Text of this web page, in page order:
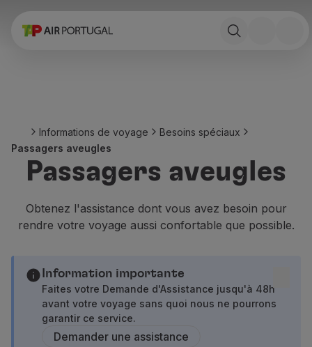
Réserver
Stopover
Informations de voyage
Bagage
Besoins spéciaux
Voyager avec des animaux
Bébés et enfants
À bord
Vols en Business
Vols en Economy Prime
Vols en Economy
Repas à bord
Informations de voyage
Besoins spéciaux
Passagers aveugles
Passagers aveugles
Obtenez l'assistance dont vous avez besoin pour
rendre votre voyage aussi confortable que possible.
Information importante
Faites votre Demande d'Assistance jusqu'à 48h
avant votre voyage sans quoi nous ne pourrons
garantir ce service.
Demander une assistance